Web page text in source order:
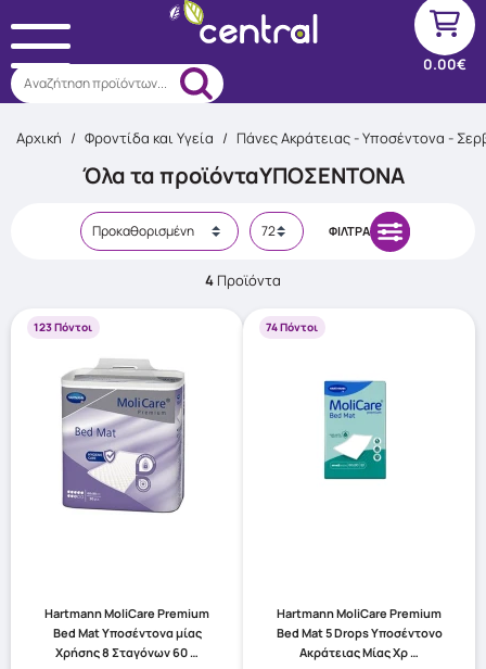
Αναζήτηση προϊόντων...
0.00€
Αρχική / Φροντίδα και Υγεία / Πάνες Ακράτειας - Υποσέντονα -
ΦΊΛΤΡΑ
Όλα τα προϊόνταΥΠΟΣΈΝΤΟΝΑ
4 Προϊόντα
123 Πόντοι
Hartmann MoliCare Premium
Bed Mat Υποσέντονα μίας
Χρήσης 8 Σταγόνων 60 …
74 Πόντοι
Hartmann MoliCare Premium
Bed Mat 5 Drops Υποσέντονο
Ακράτειας Μίας Χρ …